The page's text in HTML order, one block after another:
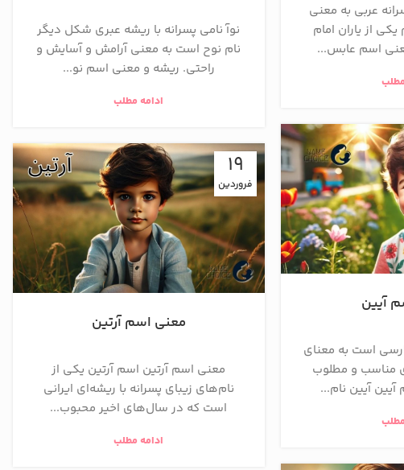
عربی به معنی
از یاران امام
اسم عابس...
نوآ نامی پسرانه با ریشه عبری شکل دیگر
نام نوح است به معنی آرامش و آسایش و
راحتی. ریشه و معنی اسم نو...
ادامه مطلب
آیین
است به معنای
مناسب و مطلوب
آیین نام...
19
فروردین
معنی اسم آرتین
معنی اسم آرتین اسم آرتین یکی از
نام‌های زیبای پسرانه با ریشه‌ای ایرانی
است که در سال‌های اخیر محبوب...
ادامه مطلب